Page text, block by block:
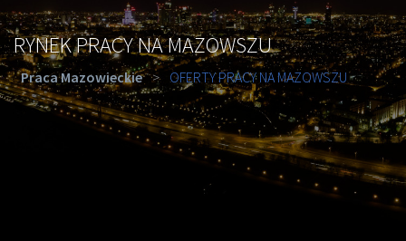
RYNEK PRACY NA MAZOWSZU
Praca Mazowieckie > OFERTY PRACY NA MAZOWSZU